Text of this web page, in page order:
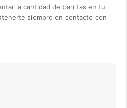
la cantidad de barritas en tu
siempre en contacto con